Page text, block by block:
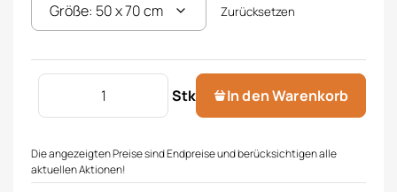
Zurücksetzen
Stk
Geschirrtuch "Wiesenblumen" Menge
In den Warenkorb
Die angezeigten Preise sind Endpreise und berücksichtigen alle
aktuellen Aktionen!